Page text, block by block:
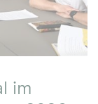
im